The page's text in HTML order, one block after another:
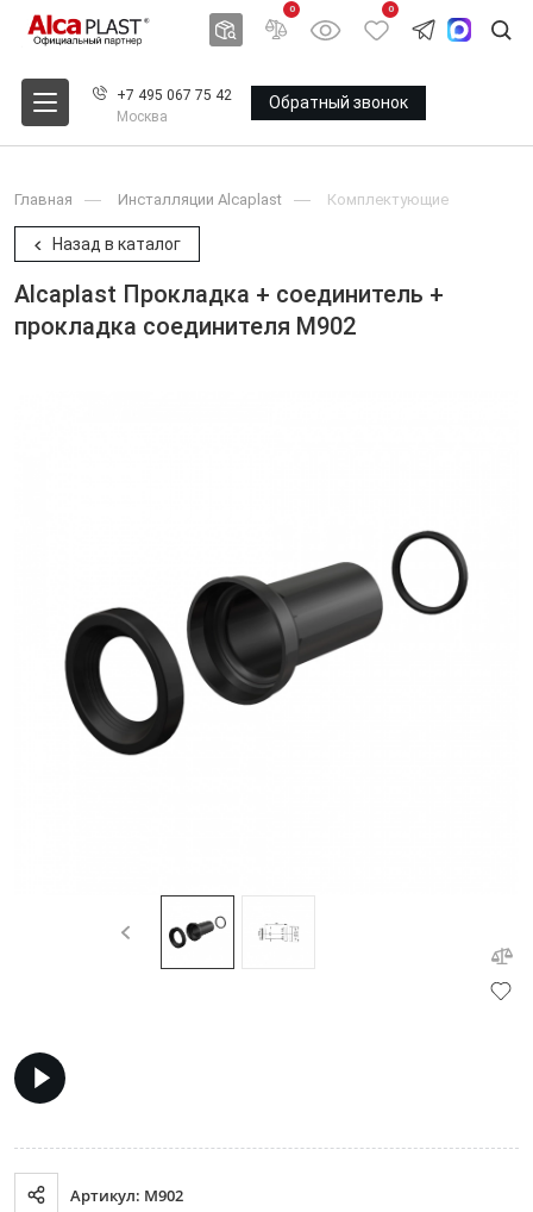
0 0
+7 495 067 75 42
Москва
Обратный звонок
Главная Инсталляции Alcaplast Комплектующие
Назад в каталог
Alcaplast Прокладка + соединитель +
прокладка соединителя M902
Артикул: M902